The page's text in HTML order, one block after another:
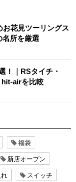
お花見ツーリングス
名所を厳選
！｜RSタイチ・
hit-airを比較
福袋
新店オープン
スイッチ